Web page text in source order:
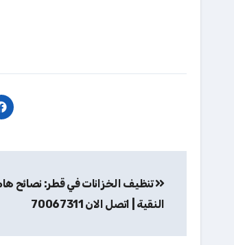
المقالات
تنظيف الخزانات في قطر: نصائح
النقية | اتصل الان 70067311